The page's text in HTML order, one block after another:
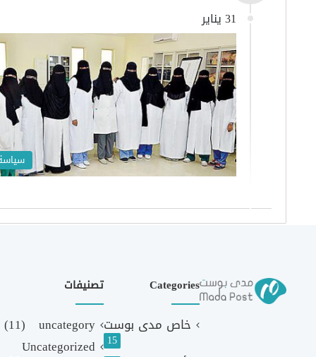
31 يناير
Categories
خاص مدى بوست
15
تصنيفات
uncategory
(11)
Uncategorized